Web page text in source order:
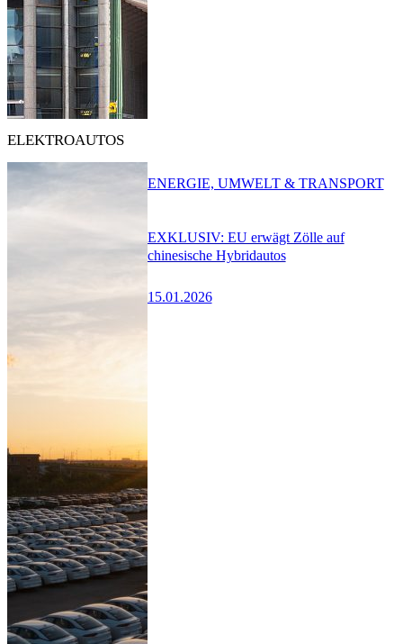
ELEKTROAUTOS
EXKLUSIV: EU erwägt Zölle auf
chinesische Hybridautos
15.01.2026
ENERGIE, UMWELT & TRANSPORT